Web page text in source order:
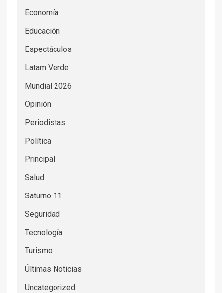
Economía
Educación
Espectáculos
Latam Verde
Mundial 2026
Opinión
Periodistas
Política
Principal
Salud
Saturno 11
Seguridad
Tecnología
Turismo
Últimas Noticias
Uncategorized